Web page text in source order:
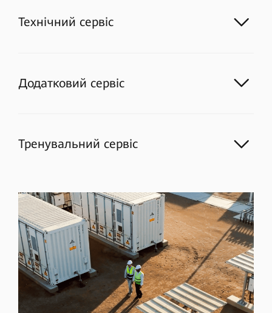
Технічний сервіс
Додатковий сервіс
Тренувальний сервіс